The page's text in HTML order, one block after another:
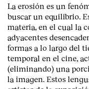
La erosión es un
buscar un equilibrio.
materia, en el cual la
adyacentes
formas a lo largo del
temporal en el cine,
(eliminando) una
la imagen. Estos